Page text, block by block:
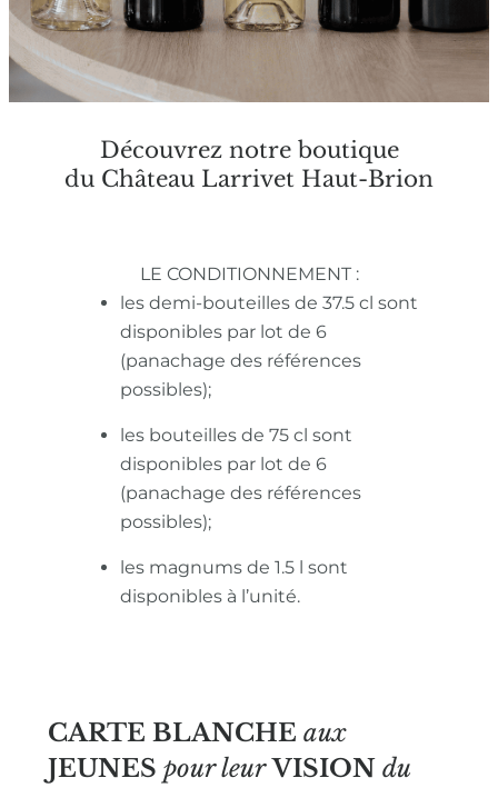
Découvrez notre boutique
du Château Larrivet Haut-Brion
LE CONDITIONNEMENT :
les demi-bouteilles de 37.5 cl sont
disponibles par lot de 6
(panachage des références
possibles);
les bouteilles de 75 cl sont
disponibles par lot de 6
(panachage des références
possibles);
les magnums de 1.5 l sont
disponibles à l’unité.
CARTE BLANCHE aux
JEUNES pour leur VISION du